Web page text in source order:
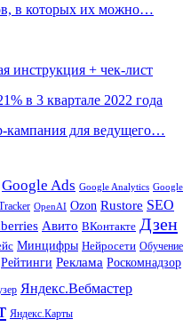
в которых их можно…
инструкция + чек-лист
в 3 квартале 2022 года
кампания для ведущего…
Google Ads Google Analytics Google
OpenAI Ozon Rustore SEO
Авито ВКонтакте Дзен
Минцифры Нейросети Обучение
Рейтинги Реклама Роскомнадзор
Яндекс.Вебмастер
Яндекс.Карты